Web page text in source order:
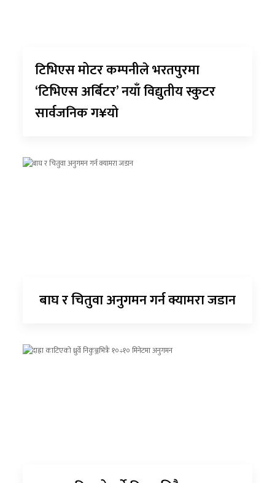
टिभिएस मोटर कम्पनीले भरतपुरमा
‘टिभिएस अर्बिटर’ नयाँ विद्युतीय स्कुटर
सार्वजनिक ग¥यो
बाघ र चितुवा अनुगमन गर्न क्यामरा जडान